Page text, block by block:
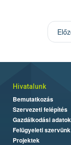
Hivatalunk
Bemutatkozás
Szervezeti felépítés
Gazdálkodási adatok
Felügyeleti szervünk
Projektek